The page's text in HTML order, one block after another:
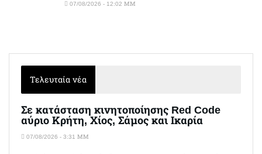
07/08/2026 - 12:02 ΜΜ
Τελευταία νέα
Σε κατάσταση κινητοποίησης Red Code
αύριο Κρήτη, Χίος, Σάμος και Ικαρία
07/08/2026 - 3:31 ΜΜ